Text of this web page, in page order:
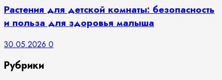
Растения для детской комнаты: безопасность
и польза для здоровья малыша
30.05.2026 0
Рубрики